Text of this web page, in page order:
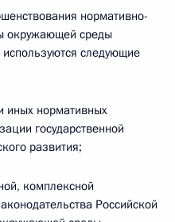
нормативно-
окружающей среды
используются следующие
иных нормативных
государственной
развития;
комплексной
Российской